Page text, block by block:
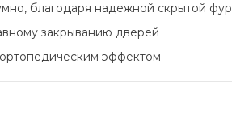
благодаря надежной скрытой
закрыванию дверей
эффектом